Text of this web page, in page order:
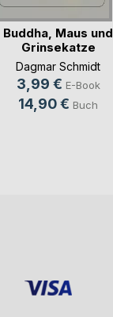
Buddha, Maus und
Grinsekatze
Dagmar Schmidt
3,99 € E-Book
14,90 € Buch